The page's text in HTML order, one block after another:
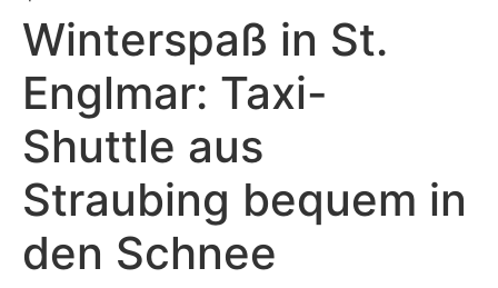
Winterspaß in St.
Englmar: Taxi-
Shuttle aus
Straubing bequem in
den Schnee